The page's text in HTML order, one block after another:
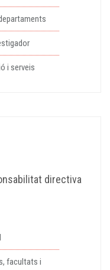
i serveis
directiva
facultats i